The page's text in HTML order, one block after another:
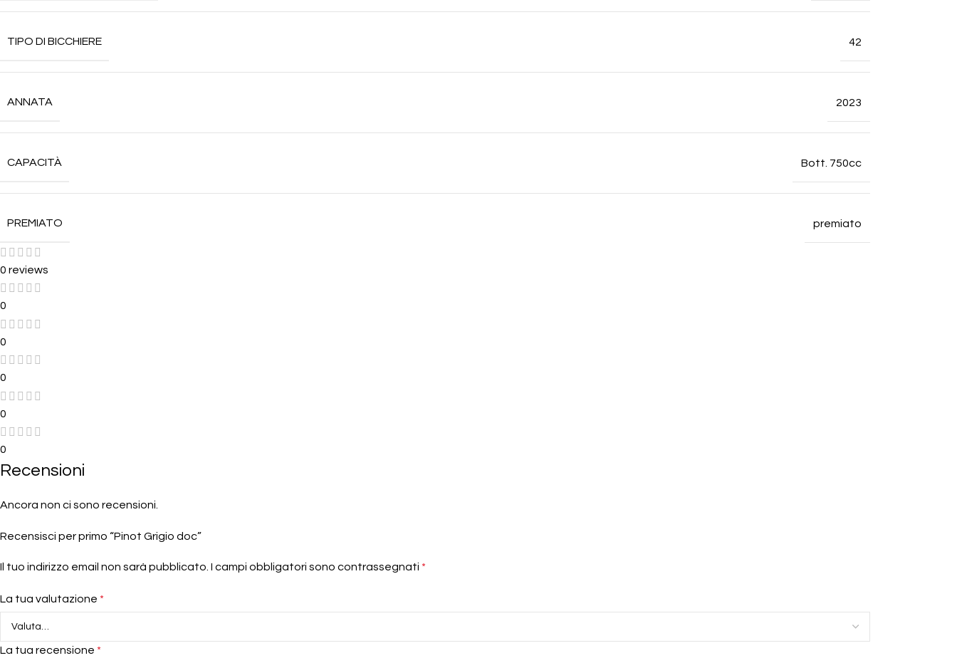
TIPO DI BICCHIERE 42
ANNATA 2023
CAPACITÀ Bott. 750cc
PREMIATO premiato
0 reviews
0
0
0
0
0
Recensioni
Ancora non ci sono recensioni.
Recensisci per primo “Pinot Grigio doc”
Il tuo indirizzo email non sarà pubblicato. I campi obbligatori sono contrassegnati *
La tua valutazione *
La tua recensione *